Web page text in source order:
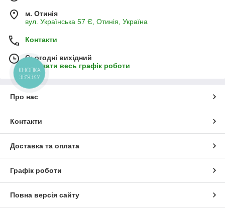
м. Отинія
вул. Українська 57 Є, Отинія, Україна
Контакти
Сьогодні вихідний
Показати весь графік роботи
Про нас
Контакти
Доставка та оплата
Графік роботи
Повна версія сайту
КНОПКА
ЗВ'ЯЗКУ